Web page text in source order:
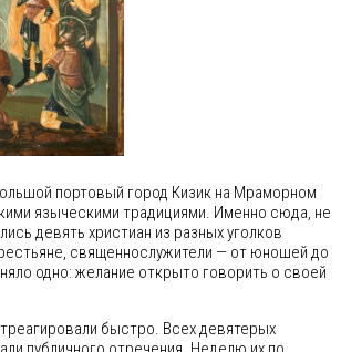
портовый город Кизик на Мраморном
языческими традициями. Именно сюда, не
девять христиан из разных уголков
священнослужители — от юношей до
одно: желание открыто говорить о своей
быстро. Всех девятерых